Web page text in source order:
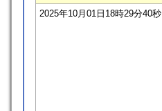
2025年10月01日18時29分40秒